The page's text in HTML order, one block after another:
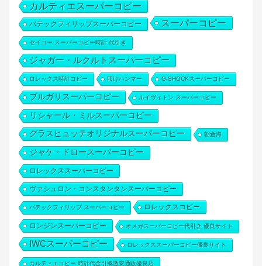
カルティエスーパーコピー
パテックフィリップスーパーコピー スーパーコピー
セイコー スーパーコピー時計 代引き
ジャガー・ルクルトスーパーコピー
ロレックス時計コピー 叩けハンマー G-SHOCKスーパーコピー
ブルガリスーパーコピー ルイヴィトン スーパーコピー
リシャール・ミルスーパーコピー
グラスヒュッテオリジナルスーパーコピー 朝倉海
ジャケ・ドロースーパーコピー
ロレックススーパーコピー
ヴァシュロン・コンスタンタンスーパーコピー
パテックフィリップ スーパーコピー ロレックスコピー
ロンジンスーパーコピー オメガスーパーコピー代引き 優良サイト
IWCスーパーコピー ロレックススーパーコピー優良サイト
カルティエコピー 時計代金引換激安通販優良店